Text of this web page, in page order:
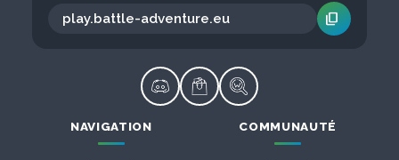
content_copy
NAVIGATION COMMUNAUTÉ